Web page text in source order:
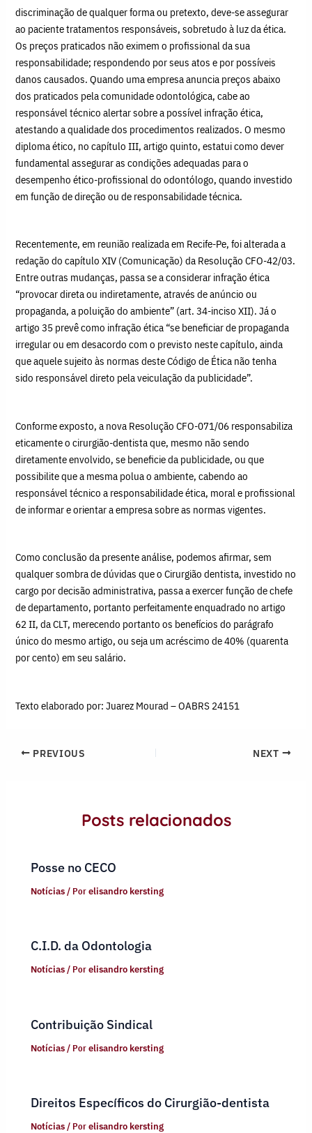
discriminação de qualquer forma ou pretexto, deve-se assegurar
ao paciente tratamentos responsáveis, sobretudo à luz da ética.
Os preços praticados não eximem o profissional da sua
responsabilidade; respondendo por seus atos e por possíveis
danos causados. Quando uma empresa anuncia preços abaixo
dos praticados pela comunidade odontológica, cabe ao
responsável técnico alertar sobre a possível infração ética,
atestando a qualidade dos procedimentos realizados. O mesmo
diploma ético, no capítulo III, artigo quinto, estatui como dever
fundamental assegurar as condições adequadas para o
desempenho ético-profissional do odontólogo, quando investido
em função de direção ou de responsabilidade técnica.
Recentemente, em reunião realizada em Recife-Pe, foi alterada a
redação do capítulo XIV (Comunicação) da Resolução CFO-42/03.
Entre outras mudanças, passa se a considerar infração ética
“provocar direta ou indiretamente, através de anúncio ou
propaganda, a poluição do ambiente” (art. 34-inciso XII). Já o
artigo 35 prevê como infração ética “se beneficiar de propaganda
irregular ou em desacordo com o previsto neste capítulo, ainda
que aquele sujeito às normas deste Código de Ética não tenha
sido responsável direto pela veiculação da publicidade”.
Conforme exposto, a nova Resolução CFO-071/06 responsabiliza
eticamente o cirurgião-dentista que, mesmo não sendo
diretamente envolvido, se beneficie da publicidade, ou que
possibilite que a mesma polua o ambiente, cabendo ao
responsável técnico a responsabilidade ética, moral e profissional
de informar e orientar a empresa sobre as normas vigentes.
Como conclusão da presente análise, podemos afirmar, sem
qualquer sombra de dúvidas que o Cirurgião dentista, investido no
cargo por decisão administrativa, passa a exercer função de chefe
de departamento, portanto perfeitamente enquadrado no artigo
62 II, da CLT, merecendo portanto os benefícios do parágrafo
único do mesmo artigo, ou seja um acréscimo de 40% (quarenta
por cento) em seu salário.
Texto elaborado por: Juarez Mourad – OABRS 24151
PREVIOUS NEXT
Posts relacionados
Posse no CECO
Notícias/ Porelisandro kersting
C.I.D. da Odontologia
Notícias/ Porelisandro kersting
Contribuição Sindical
Notícias/ Porelisandro kersting
Direitos Específicos do Cirurgião-dentista
Notícias/ Porelisandro kersting